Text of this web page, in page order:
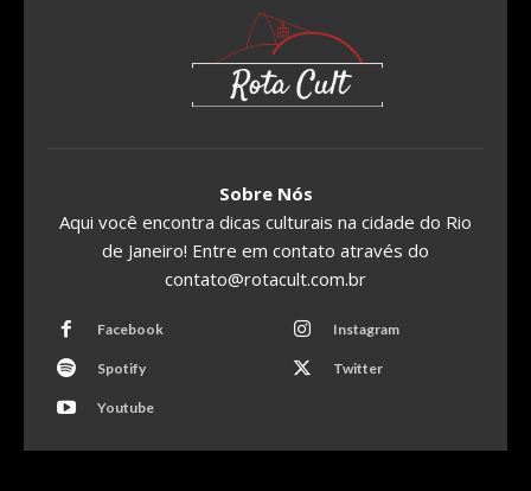
Sobre Nós
Aqui você encontra dicas culturais na cidade do Rio
de Janeiro! Entre em contato através do
contato@rotacult.com.br
Facebook Instagram
Spotify Twitter
Youtube